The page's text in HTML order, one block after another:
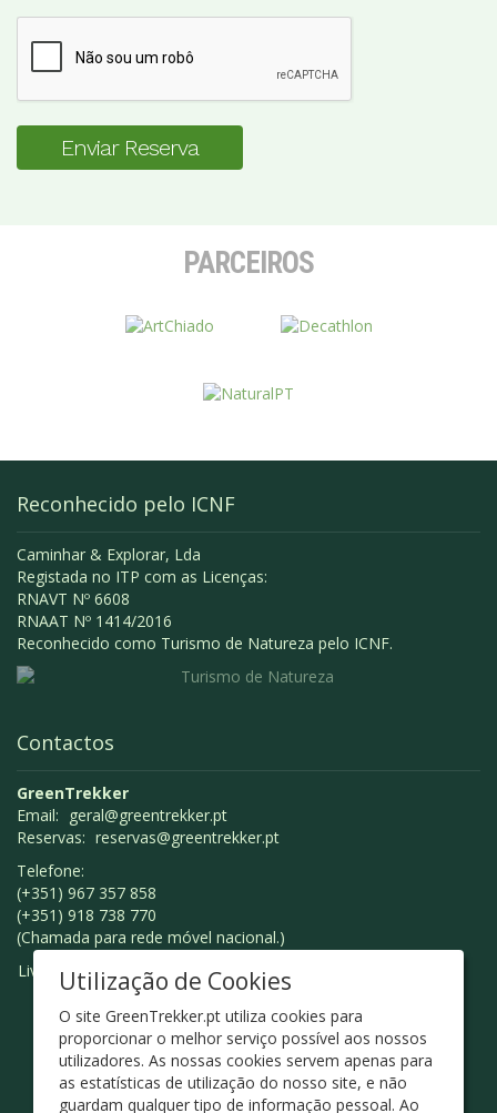
Enviar Reserva
PARCEIROS
Reconhecido pelo ICNF
Caminhar & Explorar, Lda
Registada no ITP com as Licenças:
RNAVT Nº 6608
RNAAT Nº 1414/2016
Reconhecido como Turismo de Natureza pelo ICNF.
Contactos
GreenTrekker
Email: geral@greentrekker.pt
Reservas: reservas@greentrekker.pt
Telefone:
(+351) 967 357 858
(+351) 918 738 770
(Chamada para rede móvel nacional.)
Livro de Reclamações
Utilização de Cookies
O site GreenTrekker.pt utiliza cookies para
proporcionar o melhor serviço possível aos nossos
utilizadores. As nossas cookies servem apenas para
as estatísticas de utilização do nosso site, e não
guardam qualquer tipo de informação pessoal. Ao